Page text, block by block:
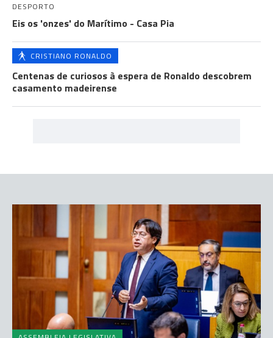
DESPORTO
Eis os 'onzes' do Marítimo - Casa Pia
CRISTIANO RONALDO
Centenas de curiosos à espera de Ronaldo descobrem
casamento madeirense